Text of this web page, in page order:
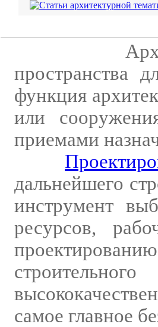
пространства
функция
или
приемами
дальнейшего
инструмент
ресурсов,
самое главное